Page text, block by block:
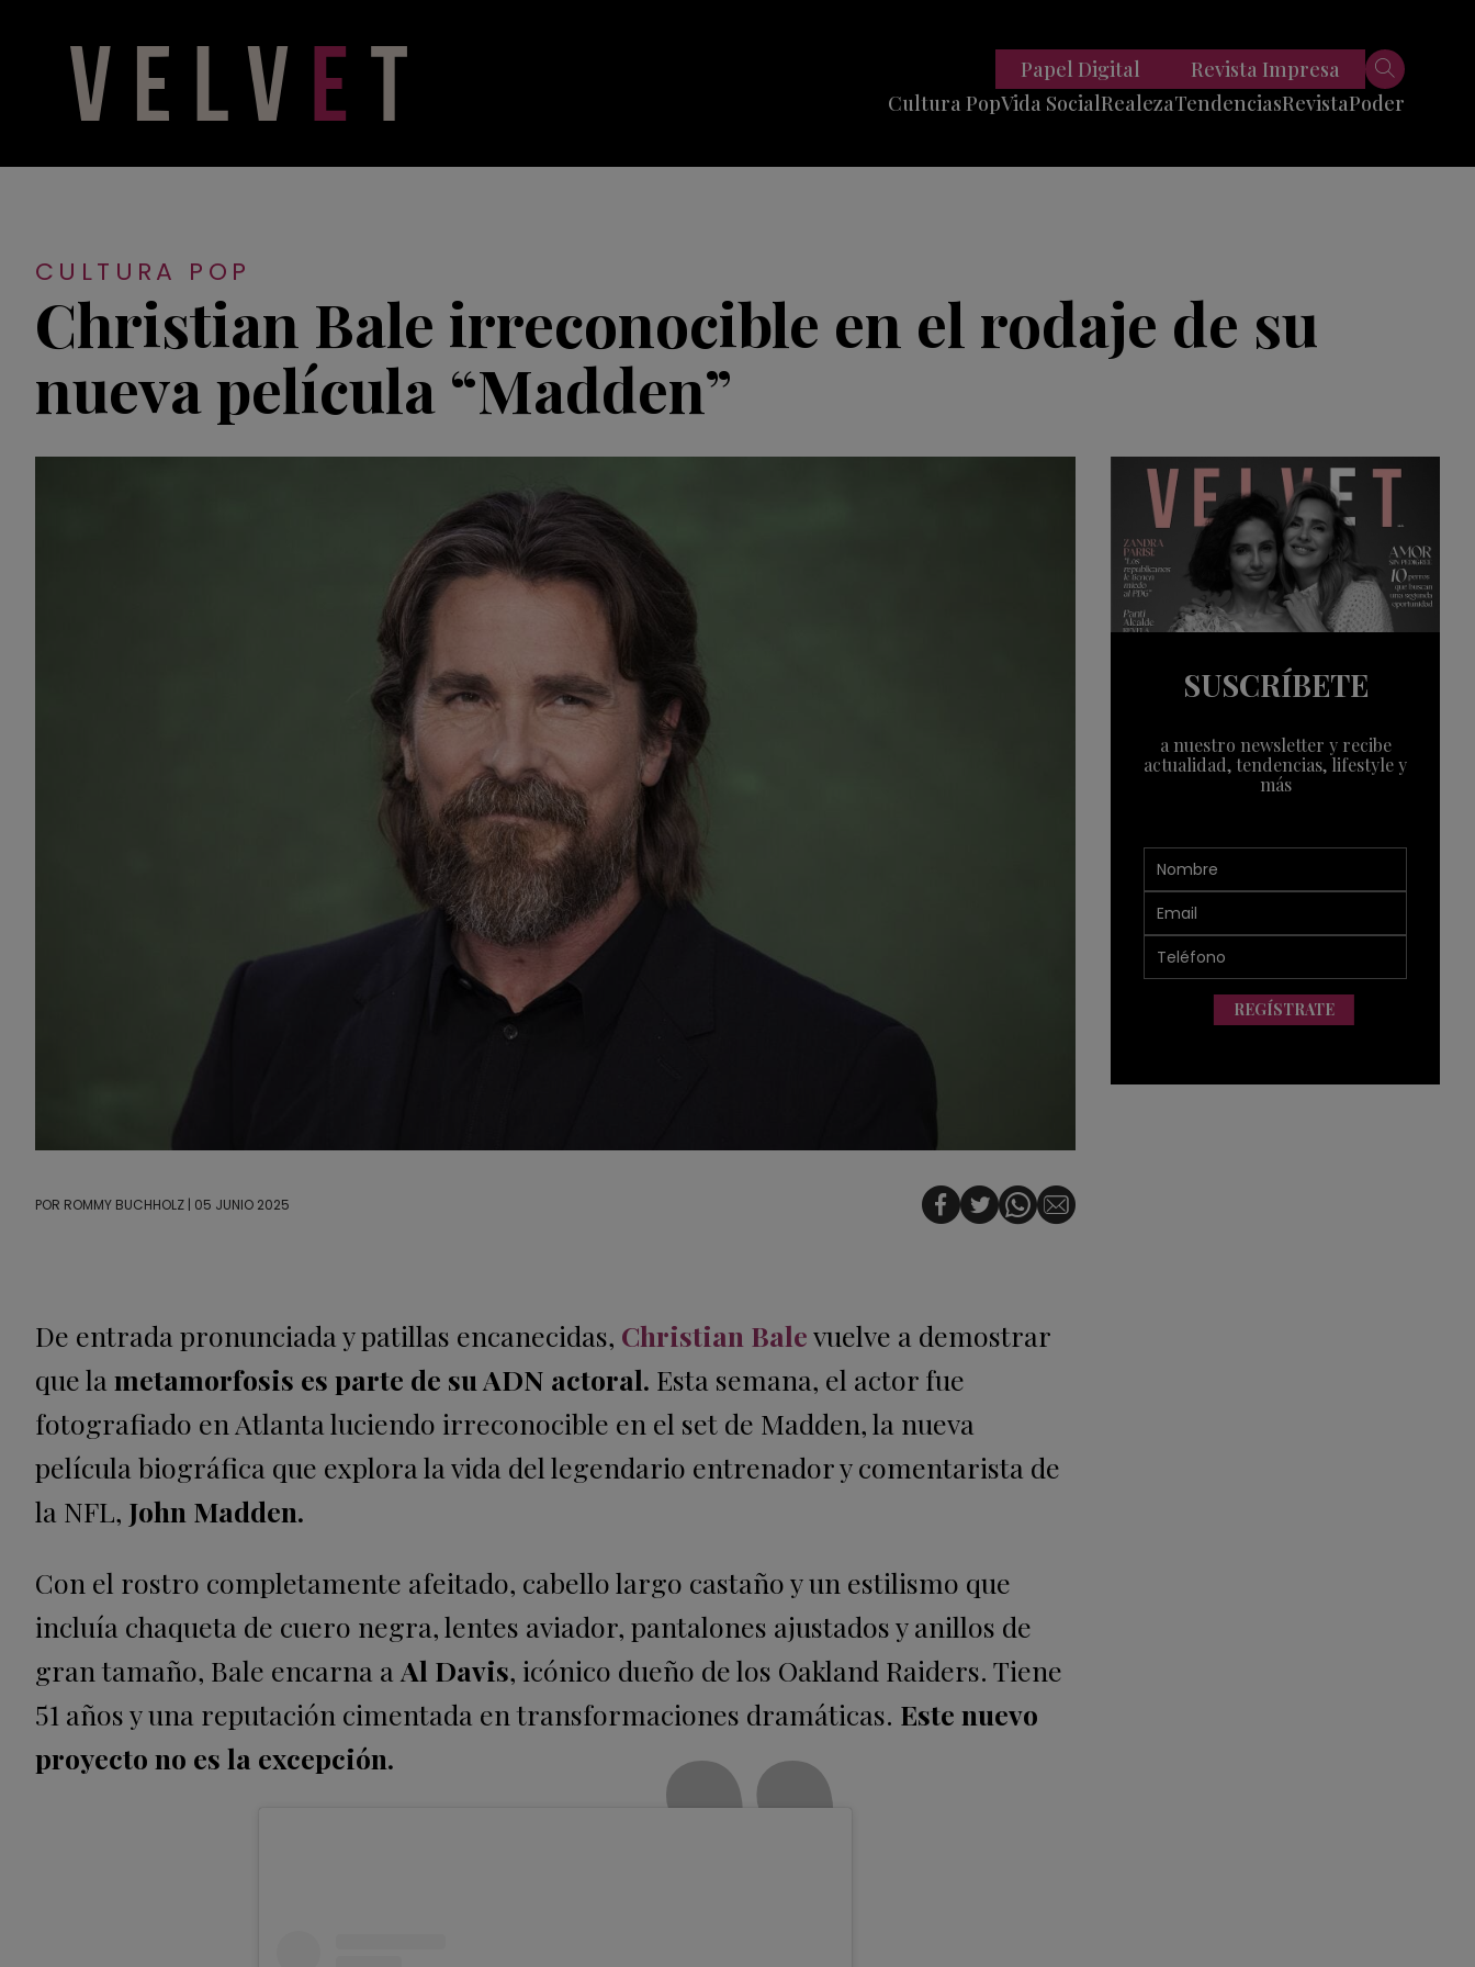
Cultura PopVida SocialRealezaTendencias
Viajes
Tech
RevistaPoder
Papel Digital Revista Impresa
CULTURA POP
Christian Bale irreconocible en el rodaje de su
nueva película “Madden”
POR ROMMY BUCHHOLZ | 05 JUNIO 2025
De entrada pronunciada y patillas encanecidas, Christian Balevuelve a demostrar
que la metamorfosis es parte de su ADN actoral. Esta semana, el actor fue
fotografiado en Atlanta luciendo irreconocible en el set de Madden, la nueva
película biográfica que explora la vida del legendario entrenador y comentarista de
la NFL, John Madden.
Con el rostro completamente afeitado, cabello largo castaño y un estilismo que
incluía chaqueta de cuero negra, lentes aviador, pantalones ajustados y anillos de
gran tamaño, Bale encarna a Al Davis, icónico dueño de los Oakland Raiders. Tiene
51 años y una reputación cimentada en transformaciones dramáticas. Este nuevo
proyecto no es la excepción.
SUSCRÍBETE
a nuestro newsletter y recibe
actualidad, tendencias, lifestyle y
más
REGÍSTRATE